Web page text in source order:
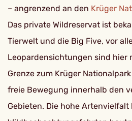
– angrenzend an den Krüger
Das private Wildreservat ist
Tierwelt und die Big Five, vor
Leopardensichtungen sind hier
Grenze zum Krüger
freie Bewegung innerhalb den
Gebieten. Die hohe Artenvielfalt